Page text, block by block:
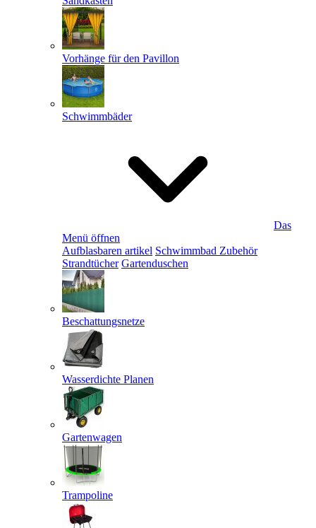
Vorhänge für den Pavillon
Schwimmbäder
Das
Menü öffnen
Aufblasbaren artikel Schwimmbad Zubehör
Strandtücher Gartenduschen
Beschattungsnetze
Wasserdichte Planen
Gartenwagen
Trampoline